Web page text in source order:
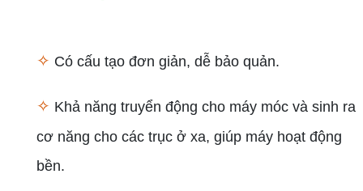
✧ Có cấu tạo đơn giản, dễ bảo quản.
✧ Khả năng truyển động cho máy móc và sinh ra
cơ năng cho các trục ở xa, giúp máy hoạt động
bền.